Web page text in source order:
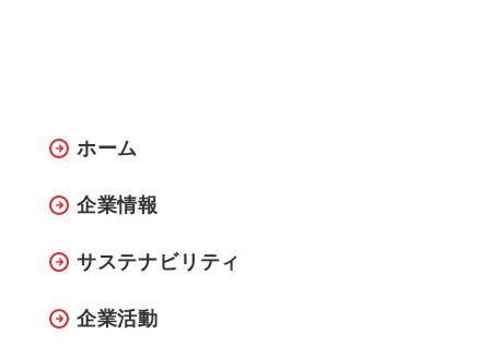
ホーム
企業情報
サステナビリティ
企業活動